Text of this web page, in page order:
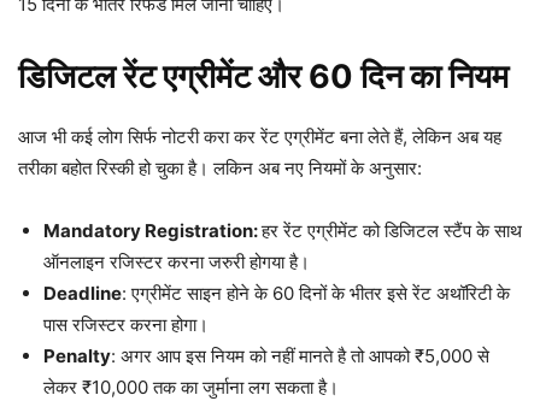
डिजिटल रेंट एग्रीमेंट और 60 दिन का नियम
आज भी कई लोग सिर्फ नोटरी करा कर रेंट एग्रीमेंट बना लेते हैं, लेकिन अब यह
तरीका बहोत रिस्की हो चुका है। लकिन अब नए नियमों के अनुसार:
Mandatory Registration:हर रेंट एग्रीमेंट को डिजिटल स्टैंप के साथ
ऑनलाइन रजिस्टर करना जरुरी होगया है।
Deadline: एग्रीमेंट साइन होने के 60 दिनों के भीतर इसे रेंट अथॉरिटी के
पास रजिस्टर करना होगा।
Penalty: अगर आप इस नियम को नहीं मानते है तो आपको ₹5,000 से
लेकर ₹10,000 तक का जुर्माना लग सकता है।